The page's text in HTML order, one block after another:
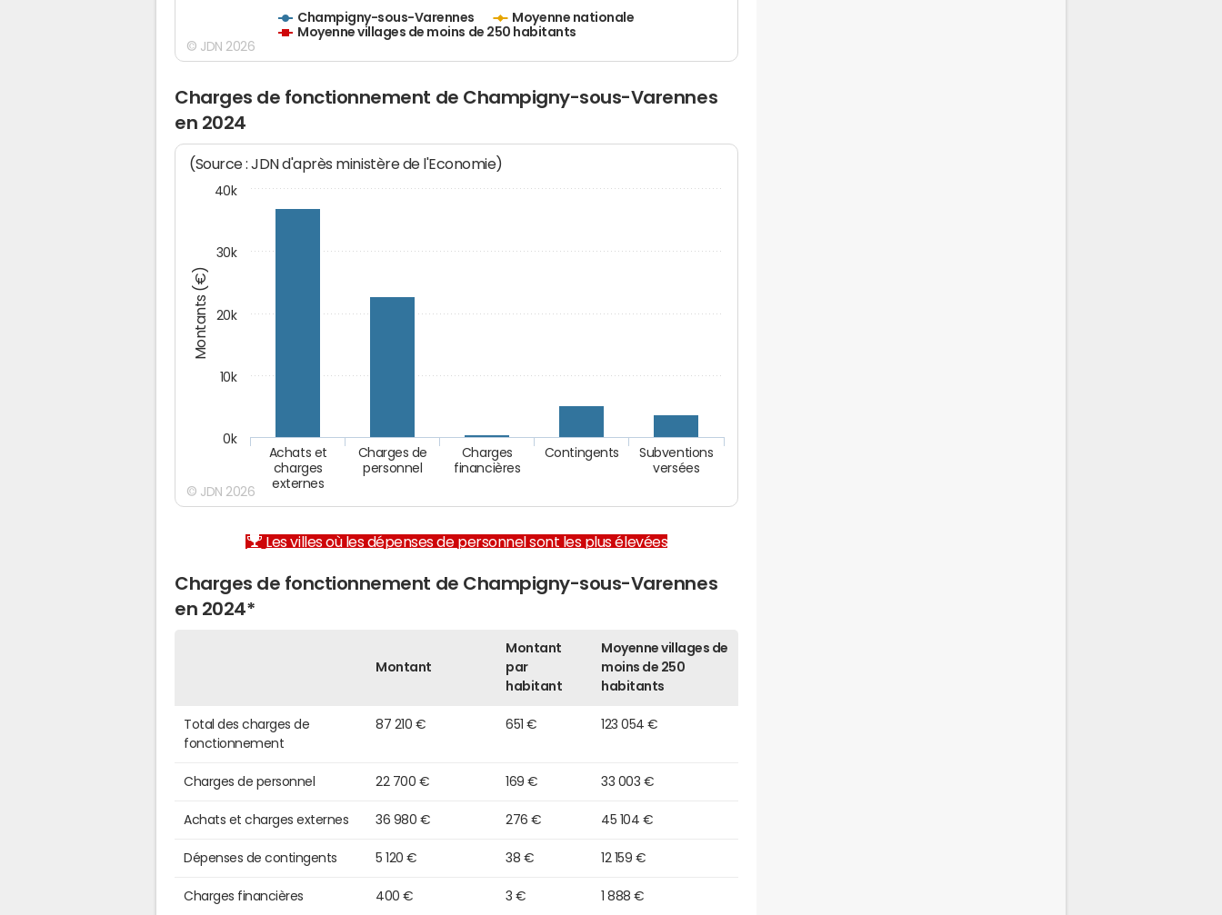
Champigny-sous-Varennes
Moyenne nationale
Moyenne villages de moins de 250 habitants
© JDN 2026
Charges de fonctionnement de Champigny-sous-Varennes
en 2024
Montants (€)
(Source : JDN d'après ministère de l'Economie)
Achats et
charges
externes
Charges de
personnel
Charges
financières
Contingents
Subventions
versées
0k
10k
20k
30k
40k
© JDN 2026
Les villes où les dépenses de personnel sont les plus élevées
Charges de fonctionnement de Champigny-sous-Varennes
en 2024*
Montant
Montant
par
habitant
Moyenne villages de
moins de 250
habitants
Total des charges de
fonctionnement
87 210 € 651 € 123 054 €
Charges de personnel 22 700 € 169 € 33 003 €
Achats et charges externes 36 980 € 276 € 45 104 €
Dépenses de contingents 5 120 € 38 € 12 159 €
Charges financières 400 € 3 € 1 888 €